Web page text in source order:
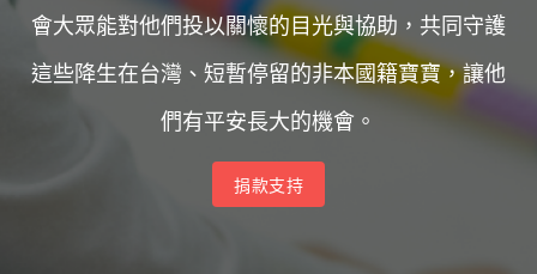
會大眾能對他們投以關懷的目光與協助，共同守護
這些降生在台灣、短暫停留的非本國籍寶寶，讓他
們有平安長大的機會。
捐款支持